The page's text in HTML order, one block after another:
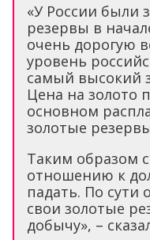
«У России были
резервы в
очень дорогую
уровень
самый высокий
Цена на золото
основном
золотые
Таким образом
отношению к
падать. По
свои золотые
добычу», –